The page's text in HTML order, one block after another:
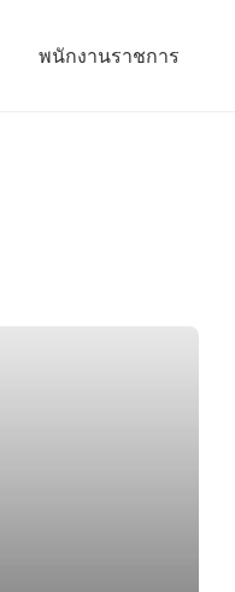
พนักงานราชการ